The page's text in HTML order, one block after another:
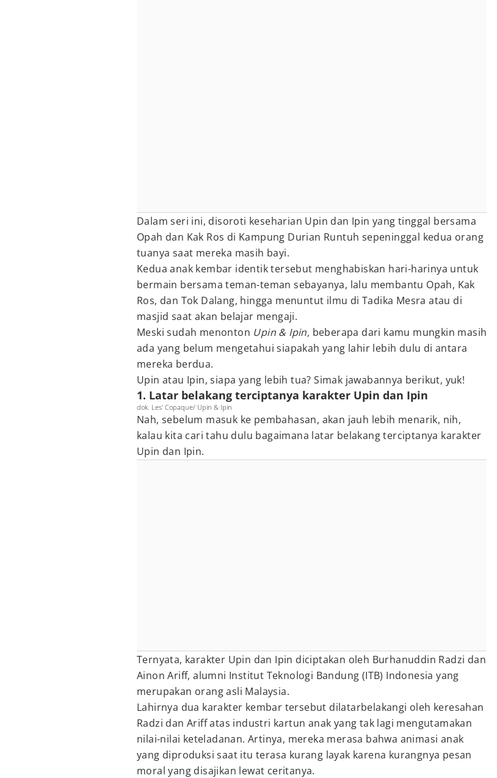
Dalam seri ini, disoroti keseharian Upin dan Ipin yang tinggal bersama
Opah dan Kak Ros di Kampung Durian Runtuh sepeninggal kedua orang
tuanya saat mereka masih bayi.
Kedua anak kembar identik tersebut menghabiskan hari-harinya untuk
bermain bersama teman-teman sebayanya, lalu membantu Opah, Kak
Ros, dan Tok Dalang, hingga menuntut ilmu di Tadika Mesra atau di
masjid saat akan belajar mengaji.
Meski sudah menonton Upin & Ipin, beberapa dari kamu mungkin masih
ada yang belum mengetahui siapakah yang lahir lebih dulu di antara
mereka berdua.
Upin atau Ipin, siapa yang lebih tua? Simak jawabannya berikut, yuk!
1. Latar belakang terciptanya karakter Upin dan Ipin
dok. Les' Copaque/ Upin & Ipin
Nah, sebelum masuk ke pembahasan, akan jauh lebih menarik, nih,
kalau kita cari tahu dulu bagaimana latar belakang terciptanya karakter
Upin dan Ipin.
Ternyata, karakter Upin dan Ipin diciptakan oleh Burhanuddin Radzi dan
Ainon Ariff, alumni Institut Teknologi Bandung (ITB) Indonesia yang
merupakan orang asli Malaysia.
Lahirnya dua karakter kembar tersebut dilatarbelakangi oleh keresahan
Radzi dan Ariff atas industri kartun anak yang tak lagi mengutamakan
nilai-nilai keteladanan. Artinya, mereka merasa bahwa animasi anak
yang diproduksi saat itu terasa kurang layak karena kurangnya pesan
moral yang disajikan lewat ceritanya.